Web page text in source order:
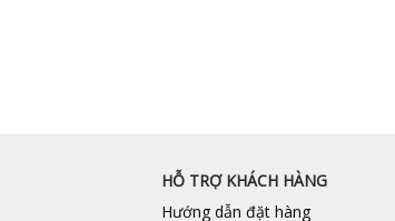
HỖ TRỢ KHÁCH HÀNG
Hướng dẫn đặt hàng